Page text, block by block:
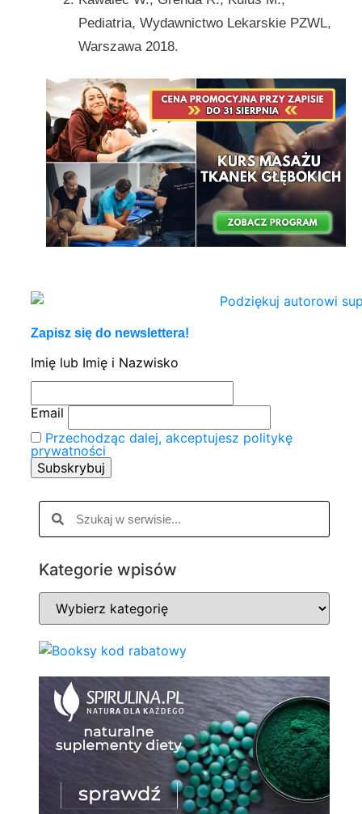
Pediatria, Wydawnictwo Lekarskie PZWL,
Warszawa 2018.
Zapisz się do newslettera!
Imię lub Imię i Nazwisko
Email
Przechodząc dalej, akceptujesz politykę
prywatności
Kategorie wpisów